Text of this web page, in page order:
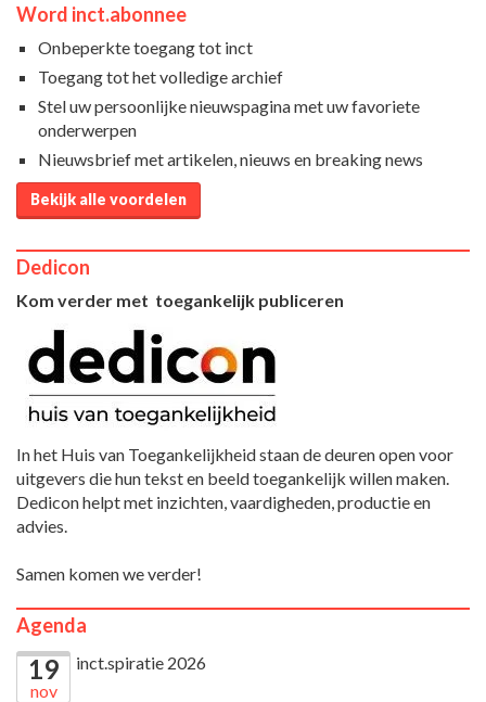
Word inct.abonnee
Onbeperkte toegang tot inct
Toegang tot het volledige archief
Stel uw persoonlijke nieuwspagina met uw favoriete
onderwerpen
Nieuwsbrief met artikelen, nieuws en breaking news
Bekijk alle voordelen
Dedicon
Kom verder met toegankelijk publiceren
In het Huis van Toegankelijkheid staan de deuren open voor
uitgevers die hun tekst en beeld toegankelijk willen maken.
Dedicon helpt met inzichten, vaardigheden, productie en
advies.
Samen komen we verder!
Agenda
19
nov
inct.spiratie 2026